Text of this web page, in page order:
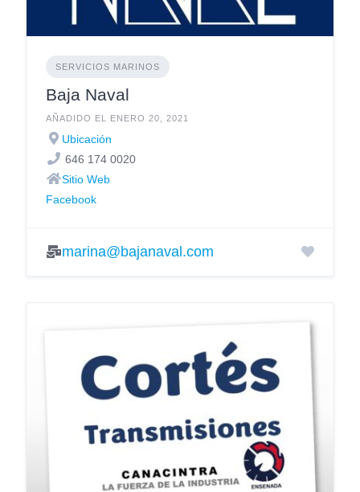
SERVICIOS MARINOS
Baja Naval
AÑADIDO EL ENERO 20, 2021
Ubicación
646 174 0020
Sitio Web
Facebook
marina@bajanaval.com